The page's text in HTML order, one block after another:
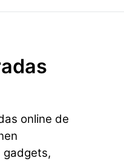
online de
gadgets,